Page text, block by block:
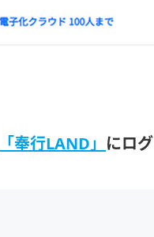
「奉行LAND」 にロ